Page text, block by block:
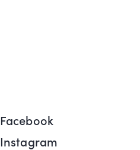
Facebook
Instagram